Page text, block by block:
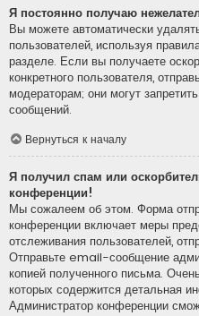
Я постоянно получаю
Вы можете автоматически
пользователей, используя
разделе. Если вы получаете
конкретного пользователя,
модераторам; они могут
сообщений.
Вернуться к началу
Я получил спам или
конференции!
Мы сожалеем об этом. Форма
конференции включает меры
отслеживания пользователей,
Отправьте email-сообщение
копией полученного письма.
которых содержится детальная
Администратор конференции